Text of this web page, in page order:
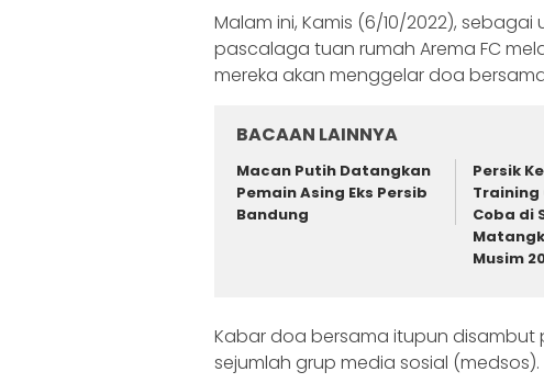
Malam ini, Kamis (6/10/2022),
pascalaga tuan rumah Arema FC
mereka akan menggelar doa
BACAAN LAINNYA
Macan Putih Datangkan
Pemain Asing Eks Persib
Bandung
Persik
Training
Coba di
Musim
Kabar doa bersama itupun disambut
sejumlah grup media sosial (medsos).